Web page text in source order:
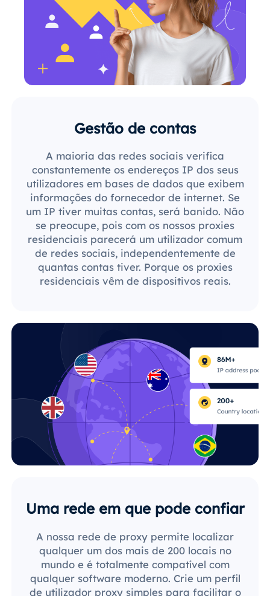
Gestão de contas
A maioria das redes sociais verifica
constantemente os endereços IP dos seus
utilizadores em bases de dados que exibem
informações do fornecedor de internet. Se
um IP tiver muitas contas, será banido. Não
se preocupe, pois com os nossos proxies
residenciais parecerá um utilizador comum
de redes sociais, independentemente de
quantas contas tiver. Porque os proxies
residenciais vêm de dispositivos reais.
Uma rede em que pode confiar
A nossa rede de proxy permite localizar
qualquer um dos mais de 200 locais no
mundo e é totalmente compatível com
qualquer software moderno. Crie um perfil
de utilizador proxy simples para facilitar o